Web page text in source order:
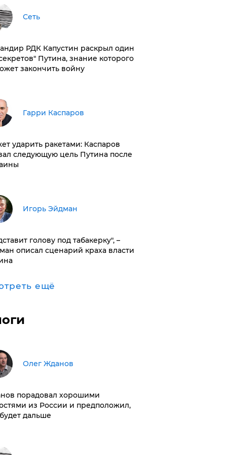
Сеть
РДК Капустин раскрыл один
Путина, знание которого
закончить войну
Гарри Каспаров
ударить ракетами: Каспаров
следующую цель Путина после
Игорь Эйдман
голову под табакерку", –
описал сценарий краха власти
ещё
Олег Жданов
порадовал хорошими
из России и предположил,
дальше